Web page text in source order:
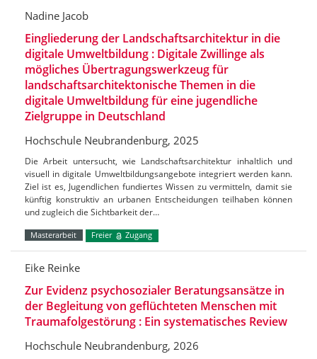
Nadine Jacob
Eingliederung der Landschaftsarchitektur in die
digitale Umweltbildung : Digitale Zwillinge als
mögliches Übertragungswerkzeug für
landschaftsarchitektonische Themen in die
digitale Umweltbildung für eine jugendliche
Zielgruppe in Deutschland
Hochschule Neubrandenburg, 2025
Die Arbeit untersucht, wie Landschaftsarchitektur inhaltlich und
visuell in digitale Umweltbildungsangebote integriert werden kann.
Ziel ist es, Jugendlichen fundiertes Wissen zu vermitteln, damit sie
künftig konstruktiv an urbanen Entscheidungen teilhaben können
und zugleich die Sichtbarkeit der…
Masterarbeit Freier Zugang
Eike Reinke
Zur Evidenz psychosozialer Beratungsansätze in
der Begleitung von geflüchteten Menschen mit
Traumafolgestörung : Ein systematisches Review
Hochschule Neubrandenburg, 2026